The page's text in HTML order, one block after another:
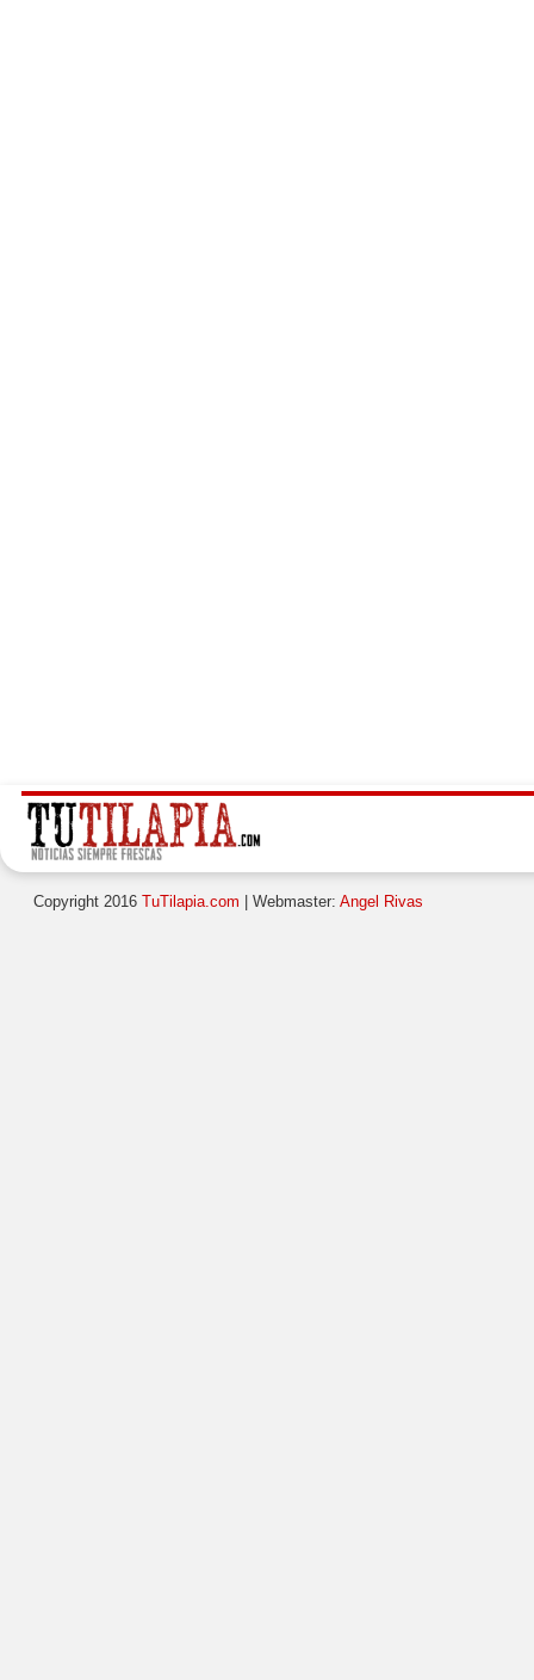
Copyright 2016 TuTilapia.com | Webmaster: Angel Rivas